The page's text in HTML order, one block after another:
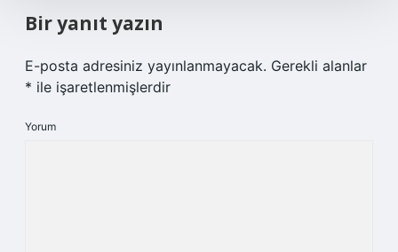
Bir yanıt yazın
E-posta adresiniz yayınlanmayacak. Gerekli alanlar
* ile işaretlenmişlerdir
Yorum